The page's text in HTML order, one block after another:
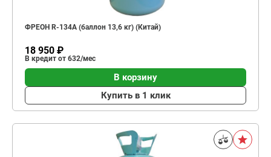
ФРЕОН R-134A (баллон 13,6 кг) (Китай)
18 950 ₽
В кредит от 632/мес
В корзину
Купить в 1 клик